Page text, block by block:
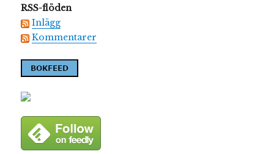
RSS-flöden
Inlägg
Kommentarer